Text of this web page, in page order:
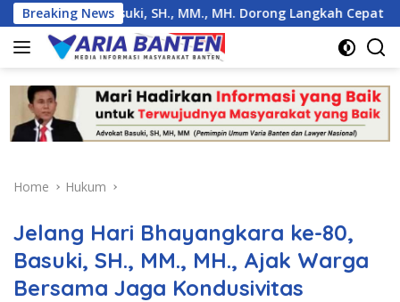
Skip
to
content
Breaking News
Basuki, SH., MM., MH. Dorong Langkah Cepat Pemerintah
Home Hukum
Jelang Hari Bhayangkara ke-80,
Basuki, SH., MM., MH., Ajak Warga
Bersama Jaga Kondusivitas